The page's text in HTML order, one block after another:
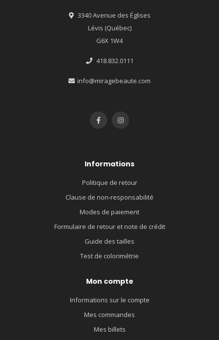
3340 Avenue des Églises
Lévis (Québec)
G6X 1W4
418.832.0111
info@miragebeaute.com
Informations
Politique de retour
Clause de non-responsabilité
Modes de paiement
Formulaire de retour et note de crédit
Guide des tailles
Test de colorimétrie
Mon compte
Informations sur le compte
Mes commandes
Mes billets